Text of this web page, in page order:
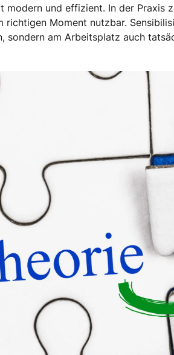
modern und effizient. In der
richtigen Moment nutzbar.
sondern am Arbeitsplatz auch